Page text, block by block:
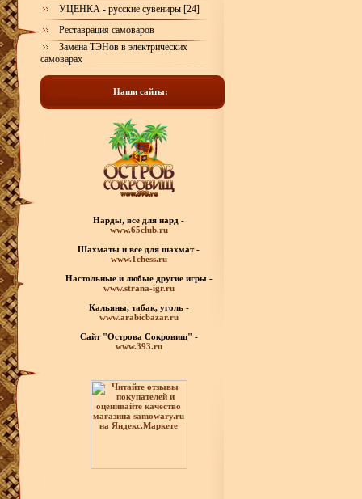
УЦЕНКА - русские сувениры [24]
Реставрация самоваров
Замена ТЭНов в электрических
самоварах
Наши сайты:
Нарды, все для нард -
www.65club.ru
Шахматы и все для шахмат -
www.1chess.ru
Настольные и любые другие игры -
www.strana-igr.ru
Кальяны, табак, уголь -
www.arabicbazar.ru
Сайт "Острова Сокровищ" -
www.393.ru